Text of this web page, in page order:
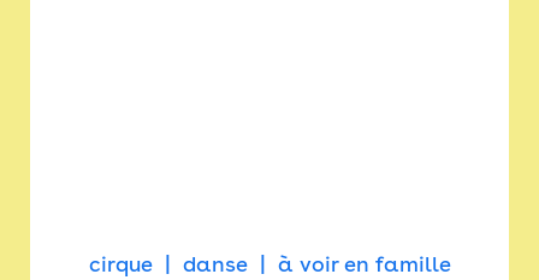
cirque danse à voir en famille